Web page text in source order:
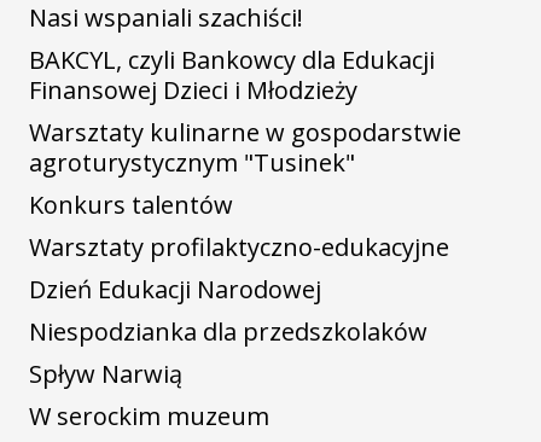
Nasi wspaniali szachiści!
BAKCYL, czyli Bankowcy dla Edukacji
Finansowej Dzieci i Młodzieży
Warsztaty kulinarne w gospodarstwie
agroturystycznym "Tusinek"
Konkurs talentów
Warsztaty profilaktyczno-edukacyjne
Dzień Edukacji Narodowej
Niespodzianka dla przedszkolaków
Spływ Narwią
W serockim muzeum